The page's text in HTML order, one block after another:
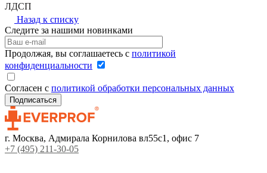
ЛДСП
Назад к списку
Следите за нашими новинками
Продолжая, вы соглашаетесь с политикой
конфиденциальности
Согласен с политикой обработки персональных данных
г. Москва, Адмирала Корнилова вл55с1, офис 7
+7 (495) 211-30-05